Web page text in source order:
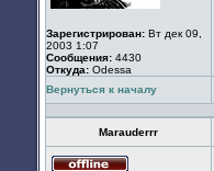
Зарегистрирован: Вт дек 09,
2003 1:07
Сообщения: 4430
Откуда: Odessa
Вернуться к началу
Marauderrr